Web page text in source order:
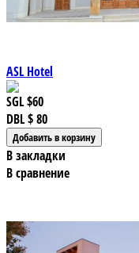
ASL Hotel
SGL$60
DBL$ 80
В закладки
В сравнение